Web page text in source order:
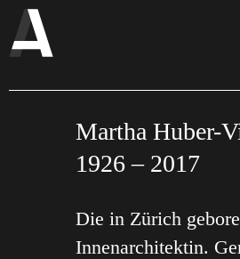
Martha Huber-
1926 – 2017
Die in Zürich
Innenarchitektin.